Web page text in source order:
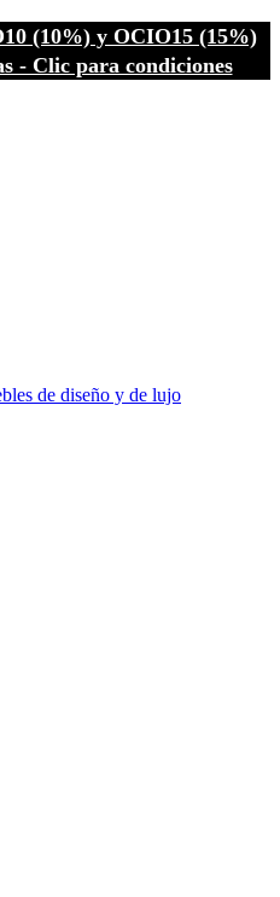
(10%) y OCIO15 (15%)
- Clic para condiciones